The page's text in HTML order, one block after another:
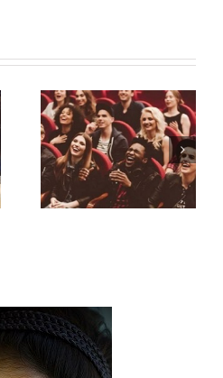
Microagresiones
persuasivas